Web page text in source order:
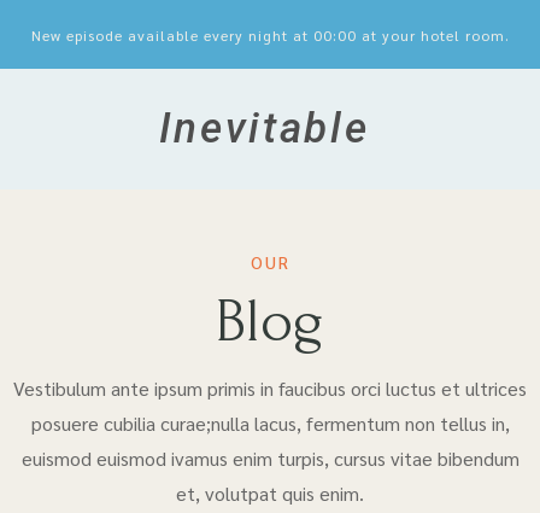
New episode available every night at 00:00 at your hotel room.
Inevitable
OUR
Blog
Vestibulum ante ipsum primis in faucibus orci luctus et ultrices
posuere cubilia curae;nulla lacus, fermentum non tellus in,
euismod euismod ivamus enim turpis, cursus vitae bibendum
et, volutpat quis enim.